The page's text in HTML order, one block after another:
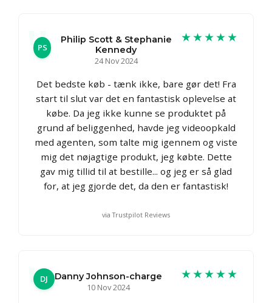
PS
Philip Scott & Stephanie
Kennedy
24 Nov 2024
★★★★★
Det bedste køb - tænk ikke, bare gør det! Fra
start til slut var det en fantastisk oplevelse at
købe. Da jeg ikke kunne se produktet på
grund af beliggenhed, havde jeg videoopkald
med agenten, som talte mig igennem og viste
mig det nøjagtige produkt, jeg købte. Dette
gav mig tillid til at bestille... og jeg er så glad
for, at jeg gjorde det, da den er fantastisk!
via Trustpilot Reviews
DJ
Danny Johnson-charge
10 Nov 2024
★★★★★